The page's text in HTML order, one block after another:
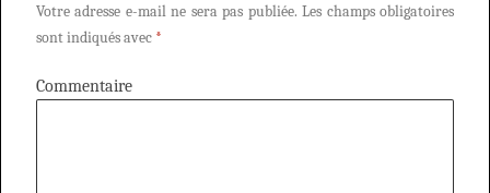
Votre adresse e-mail ne sera pas publiée. Les champs obligatoires
sont indiqués avec *
Commentaire